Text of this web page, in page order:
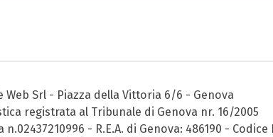
Web Srl - Piazza della Vittoria 6/6 - Genova
registrata al Tribunale di Genova nr. 16/2005
- R.E.A. di Genova: 486190 - Codice